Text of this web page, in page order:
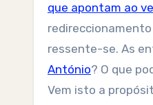
que apontam ao
ressente-se. As
António? O que
Vem isto a